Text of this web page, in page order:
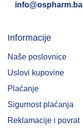
info@ospharm.ba
Informacije
Naše poslovnice
Uslovi kupovine
Plaćanje
Sigurnost plaćanja
Reklamacije i povrat